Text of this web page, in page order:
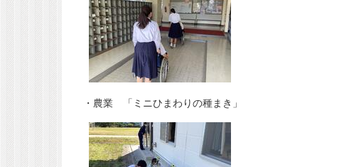
・農業 「ミニひまわりの種まき」